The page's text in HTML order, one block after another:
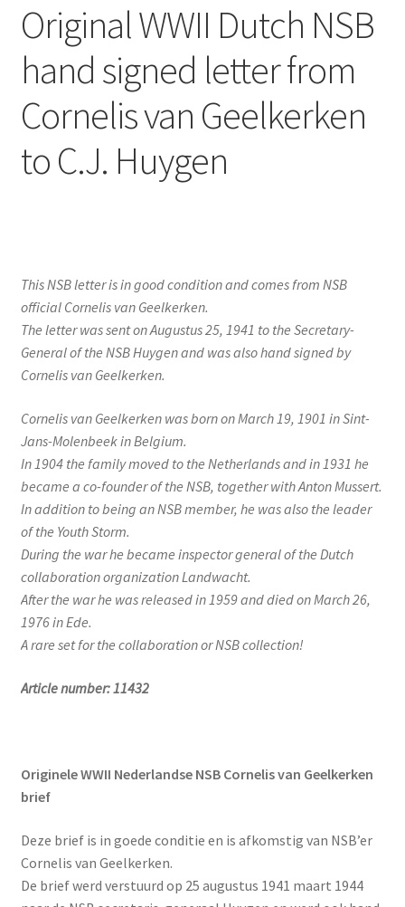
Original WWII Dutch NSB
hand signed letter from
Cornelis van Geelkerken
to C.J. Huygen
This NSB letter is in good condition and comes from NSB
official Cornelis van Geelkerken.
The letter was sent on Augustus 25, 1941 to the Secretary-
General of the NSB Huygen and was also hand signed by
Cornelis van Geelkerken.
Cornelis van Geelkerken was born on March 19, 1901 in Sint-
Jans-Molenbeek in Belgium.
In 1904 the family moved to the Netherlands and in 1931 he
became a co-founder of the NSB, together with Anton Mussert.
In addition to being an NSB member, he was also the leader
of the Youth Storm.
During the war he became inspector general of the Dutch
collaboration organization Landwacht.
After the war he was released in 1959 and died on March 26,
1976 in Ede.
A rare set for the collaboration or NSB collection!
Article number: 11432
Originele WWII Nederlandse NSB Cornelis van Geelkerken
brief
Deze brief is in goede conditie en is afkomstig van NSB’er
Cornelis van Geelkerken.
De brief werd verstuurd op 25 augustus 1941 maart 1944